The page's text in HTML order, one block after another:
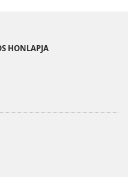
HONLAPJA